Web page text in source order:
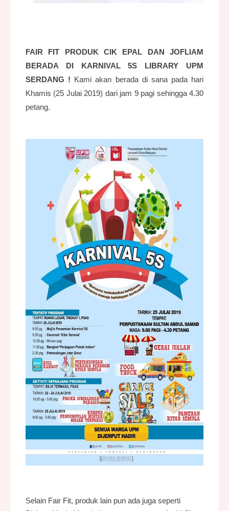
FAIR FIT PRODUK CIK EPAL DAN JOFLIAM
BERADA DI KARNIVAL 5S LIBRARY UPM
SERDANG ! Kami akan berada di sana pada hari
Khamis (25 Julai 2019) dari jam 9 pagi sehingga 4.30
petang.
Selain Fair Fit, produk lain pun ada juga seperti